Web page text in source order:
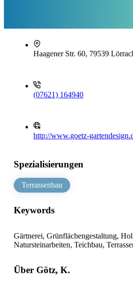
Haagener Str. 60, 79539
(07621) 164940
http://www.goetz-
Spezialisierungen
Terrassenbau
Keywords
Gärtnerei, Grünflächengestaltung,
Natursteinarbeiten, Teichbau,
Über Götz, K.